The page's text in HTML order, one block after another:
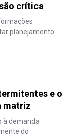
crítica
planejamento
e o
matriz
à demanda
do